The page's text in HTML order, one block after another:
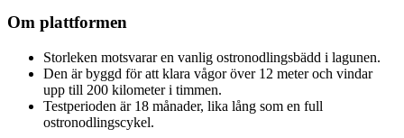
Om plattformen
Storleken motsvarar en vanlig ostronodlingsbädd i lagunen.
Den är byggd för att klara vågor över 12 meter och vindar
upp till 200 kilometer i timmen.
Testperioden är 18 månader, lika lång som en full
ostronodlingscykel.